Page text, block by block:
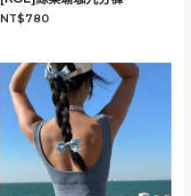
NT$780